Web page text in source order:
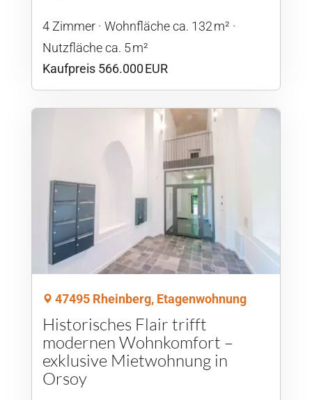
4 Zimmer
Wohnfläche ca. 132 m²
Nutzfläche ca. 5 m²
Kaufpreis 566.000 EUR
47495 Rheinberg, Etagenwohnung
Historisches Flair trifft
modernen Wohnkomfort –
exklusive Mietwohnung in
Orsoy